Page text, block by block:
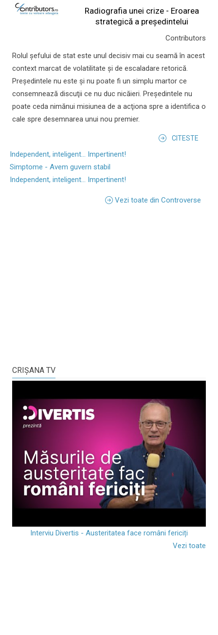
Radiografia unei crize - Eroarea
strategică a președintelui
Contributors
Rolul şefului de stat este unul decisiv mai cu seamă în acest
context marcat de volatilitate şi de escaladare retorică.
Preşedintele nu este şi nu poate fi un simplu martor ce
consemnează discuţii ce nu duc nicăieri. Preşedintele nu
poate ceda nimănui misiunea de a acţiona spre a identifica o
cale spre desemnarea unui nou premier.
CITESTE
Independent, inteligent... Impertinent!
Simptome - Avem guvern stabil
Independent, inteligent... Impertinent!
Vezi toate din Controverse
CRIŞANA TV
Interviu Divertis - Austeritatea face români fericiți
Vezi toate